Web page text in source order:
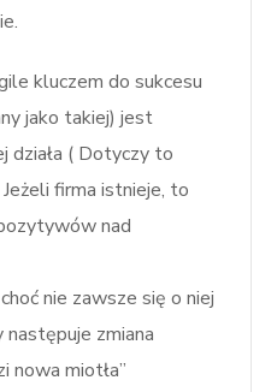
kluczem do sukcesu
jako takiej) jest
działa ( Dotyczy to
firma istnieje, to
nad
nie zawsze się o niej
zmiana
nowa miotła”